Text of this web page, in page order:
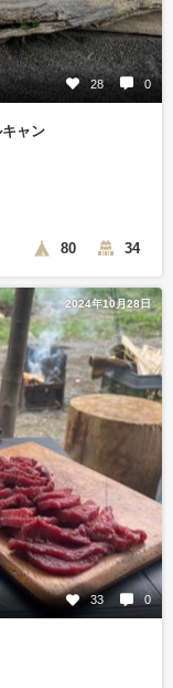
28 0
ャン
80 34
2024年10月28日
33 0